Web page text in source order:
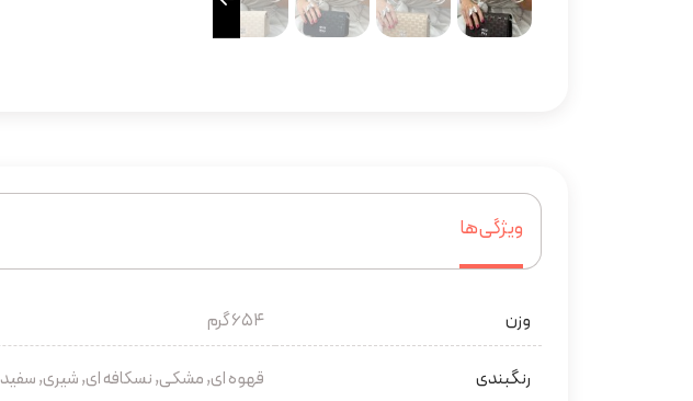
ویژگی‌ها
وزن 654 گرم
رنگبندی قهوه ای, مشکی, نسکافه ای, شیری, سفید